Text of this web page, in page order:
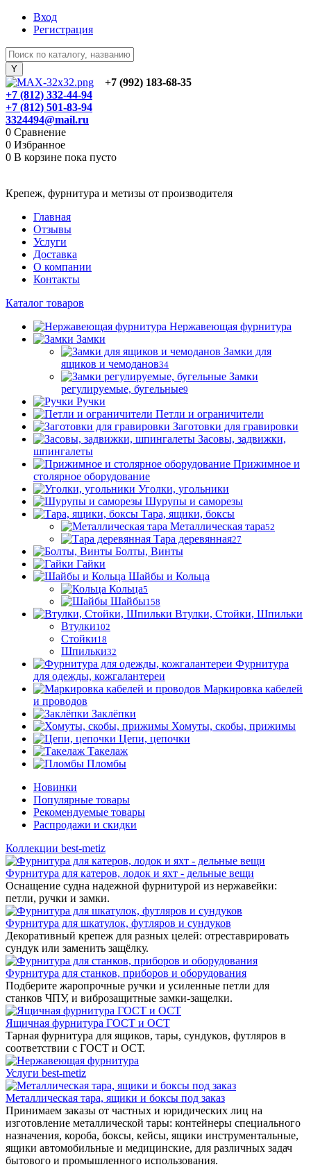
Вход
Регистрация
+7 (992) 183-68-35
+7 (812) 332-44-94
+7 (812) 501-83-94
3324494@mail.ru
0 Сравнение
0 Избранное
0 В корзине пока пусто
Крепеж, фурнитура и метизы от производителя
Главная
Отзывы
Услуги
Доставка
О компании
Контакты
Каталог товаров
Нержавеющая фурнитура
Замки
Замки для
ящиков и чемоданов34
Замки
регулируемые, бугельные9
Ручки
Петли и ограничители
Заготовки для гравировки
Засовы, задвижки,
шпингалеты
Прижимное и
столярное оборудование
Уголки, угольники
Шурупы и саморезы
Тара, ящики, боксы
Металлическая тара52
Тара деревянная27
Болты, Винты
Гайки
Шайбы и Кольца
Кольца5
Шайбы158
Втулки, Стойки, Шпильки
Втулки102
Стойки18
Шпильки32
Фурнитура
для одежды, кожгалантереи
Маркировка кабелей
и проводов
Заклёпки
Хомуты, скобы, прижимы
Цепи, цепочки
Такелаж
Пломбы
Новинки
Популярные товары
Рекомендуемые товары
Распродажи и скидки
Коллекции best-metiz
Фурнитура для катеров, лодок и яхт - дельные вещи
Оснащение судна надежной фурнитурой из нержавейки:
петли, ручки и замки.
Фурнитура для шкатулок, футляров и сундуков
Декоративный крепеж для разных целей: отреставрировать
сундук или заменить защёлку.
Фурнитура для станков, приборов и оборудования
Подберите жаропрочные ручки и усиленные петли для
станков ЧПУ, и виброзащитные замки-защелки.
Ящичная фурнитура ГОСТ и ОСТ
Тарная фурнитура для ящиков, тары, сундуков, футляров в
соответствии с ГОСТ и ОСТ.
Услуги best-metiz
Металлическая тара, ящики и боксы под заказ
Принимаем заказы от частных и юридических лиц на
изготовление металлической тары: контейнеры специального
назначения, короба, боксы, кейсы, ящики инструментальные,
ящики автомобильные и медицинские, для различных задач
бытового и промышленного использования.